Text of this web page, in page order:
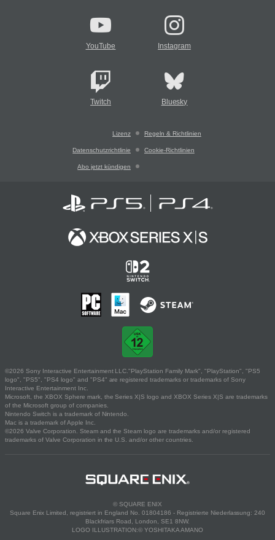
YouTube Instagram
Twitch Bluesky
Lizenz Regeln & Richtlinien
Datenschutzrichtlinie Cookie-Richtlinien
Abo jetzt kündigen
©2026 Sony Interactive Entertainment LLC."PlayStation Family Mark", "PlayStation", "PS5
logo", "PS5", "PS4 logo" and "PS4" are registered trademarks or trademarks of Sony
Interactive Entertainment Inc.
Microsoft, the XBOX Sphere mark, the Series X|S logo and XBOX Series X|S are trademarks
of the Microsoft group of companies.
Nintendo Switch is a trademark of Nintendo.
Mac is a trademark of Apple Inc.
©2026 Valve Corporation. Steam and the Steam logo are trademarks and/or registered
trademarks of Valve Corporation in the U.S. and/or other countries.
© SQUARE ENIX
Square Enix Limited, registriert in England No. 01804186 - Registrierte Niederlassung: 240
Blackfriars Road, London, SE1 8NW.
LOGO ILLUSTRATION:© YOSHITAKA AMANO